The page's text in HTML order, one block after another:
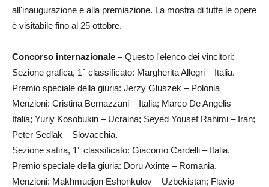
all'inaugurazione e alla premiazione. La mostra di tutte le opere
è visitabile fino al 25 ottobre.
Concorso internazionale – Questo l'elenco dei vincitori:
Sezione grafica, 1° classificato: Margherita Allegri – Italia.
Premio speciale della giuria: Jerzy Gluszek – Polonia
Menzioni: Cristina Bernazzani – Italia; Marco De Angelis –
Italia; Yuriy Kosobukin – Ucraina; Seyed Yousef Rahimi – Iran;
Peter Sedlak – Slovacchia.
Sezione satira, 1° classificato: Giacomo Cardelli – Italia.
Premio speciale della giuria: Doru Axinte – Romania.
Menzioni: Makhmudjon Eshonkulov – Uzbekistan; Flavio